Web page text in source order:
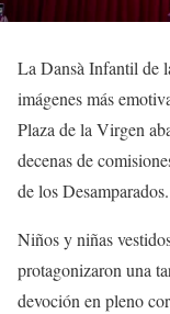
La Dansà Infantil de
imágenes más
Plaza de la Virgen
decenas de
de los Desamparados.
Niños y niñas
protagonizaron una
devoción en pleno